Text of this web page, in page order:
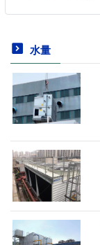
水量